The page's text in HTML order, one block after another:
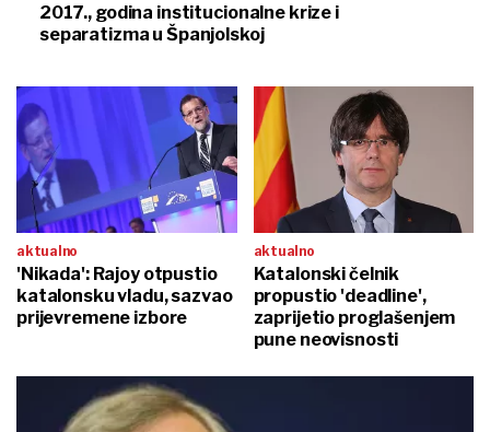
2017., godina institucionalne krize i
separatizma u Španjolskoj
aktualno
'Nikada': Rajoy otpustio
katalonsku vladu, sazvao
prijevremene izbore
aktualno
Katalonski čelnik
propustio 'deadline',
zaprijetio proglašenjem
pune neovisnosti